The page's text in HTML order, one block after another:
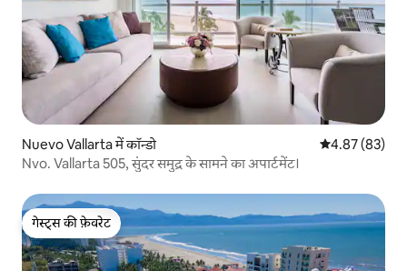
Nuevo Vallarta में कॉन्डो औसत रेटिंग 5 में
4.87 (83)
Nvo. Vallarta 505, सुंदर समुद्र के सामने का अपार्टमेंट।
गेस्ट्स की फ़ेवरेट
गेस्ट्स की फ़ेवरेट